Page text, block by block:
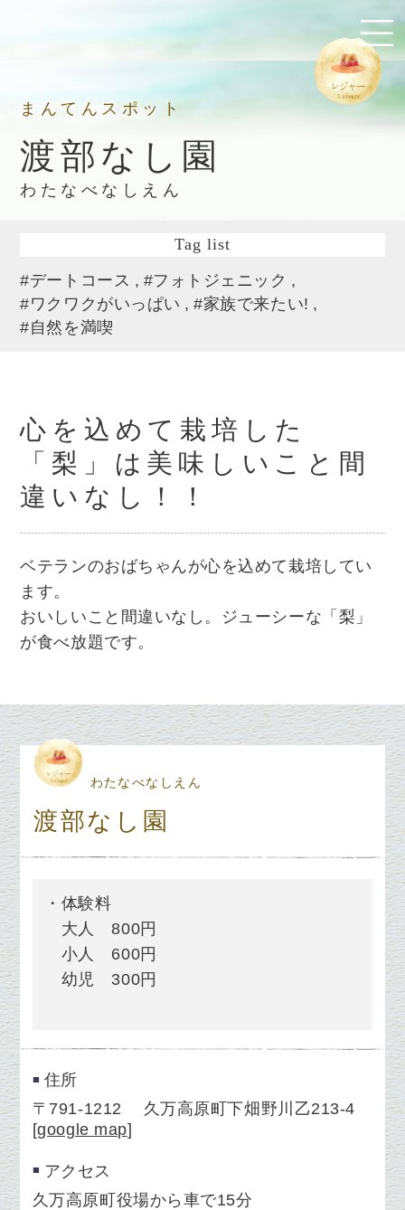
まんてんスポット
渡部なし園
わたなべなしえん
Tag list
#デートコース
#フォトジェニック
#ワクワクがいっぱい
#家族で来たい!
#自然を満喫
心を込めて栽培した
「梨」は美味しいこと間
違いなし！！
ベテランのおばちゃんが心を込めて栽培してい
ます。
おいしいこと間違いなし。
ジューシーな「梨」
が食べ放題です。
わたなべなしえん
渡部なし園
・体験料
大人 800円
小人 600円
幼児 300円
住所
〒791-1212 久万高原町下畑野川乙213-4
[google map]
アクセス
久万高原町役場から車で15分